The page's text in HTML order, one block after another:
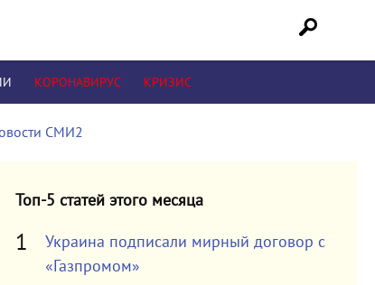
КОРОНАВИРУС КРИЗИС
СМИ2
Топ-5 статей этого месяца
Украина подписали мирный договор с
«Газпромом»